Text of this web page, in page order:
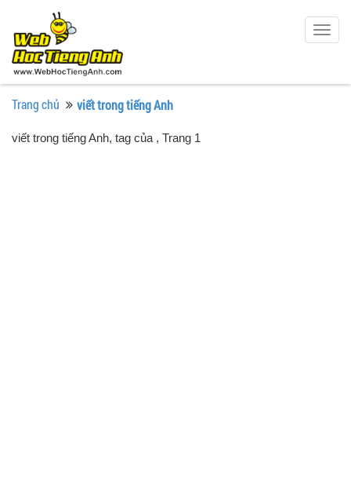
Trang chủ viết trong tiếng Anh
viết trong tiếng Anh, tag của , Trang 1